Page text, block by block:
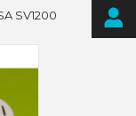
SV1200